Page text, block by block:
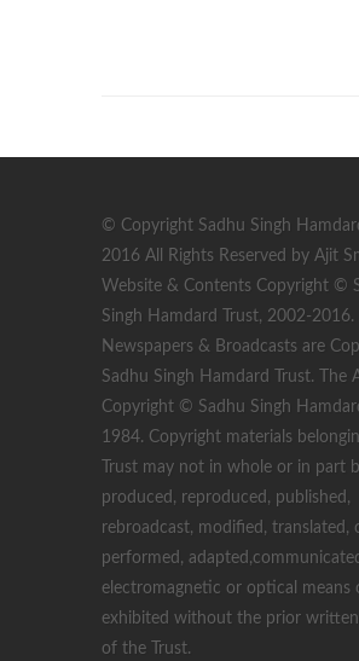
© Copyright Sadhu Singh
2016 All Rights Reserved by Ajit
Website & Contents Copyright ©
Singh Hamdard Trust, 2002-2016.
Newspapers & Broadcasts are
Sadhu Singh Hamdard Trust. The
Copyright © Sadhu Singh
1984. Copyright materials
Trust may not in whole or in part
produced, reproduced, published,
rebroadcast, modified, translated,
performed,
electromagnetic or optical means
exhibited without the prior
of the Trust.